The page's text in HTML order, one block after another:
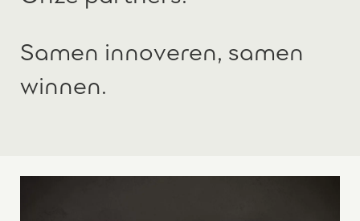
Samen innoveren, samen
winnen.